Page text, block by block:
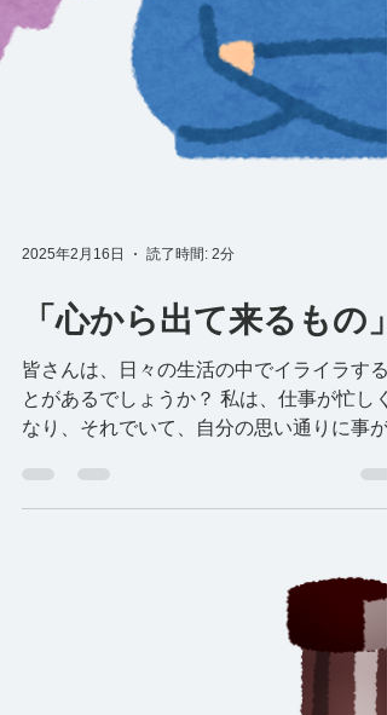
2025年2月16日 読了時間: 2分
「心から出て来るもの」
皆さんは、日々の生活の中でイライラする
なり、それでいて、自分の思い通りに事が
まないと、イ ライラして周囲にあたってし
まうことがあります。その度に「あれは良
なかった。 今度から気をつけよう」と反省
するのですが、しばらくするとま...